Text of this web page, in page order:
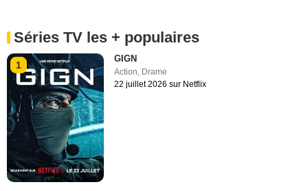
Séries TV les + populaires
1
GIGN
Action Drame
22 juillet 2026 sur Netflix